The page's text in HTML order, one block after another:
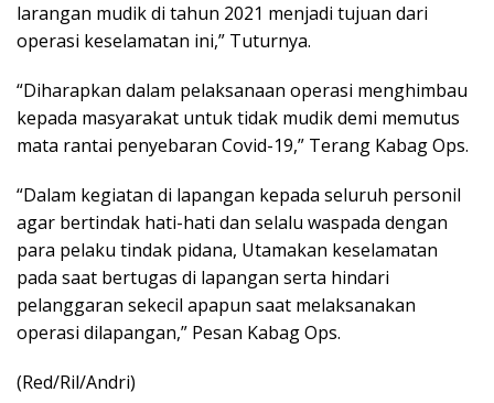
larangan mudik di tahun 2021 menjadi tujuan dari
operasi keselamatan ini,” Tuturnya.
“Diharapkan dalam pelaksanaan operasi menghimbau
kepada masyarakat untuk tidak mudik demi memutus
mata rantai penyebaran Covid-19,” Terang Kabag Ops.
“Dalam kegiatan di lapangan kepada seluruh personil
agar bertindak hati-hati dan selalu waspada dengan
para pelaku tindak pidana, Utamakan keselamatan
pada saat bertugas di lapangan serta hindari
pelanggaran sekecil apapun saat melaksanakan
operasi dilapangan,” Pesan Kabag Ops.
(Red/Ril/Andri)